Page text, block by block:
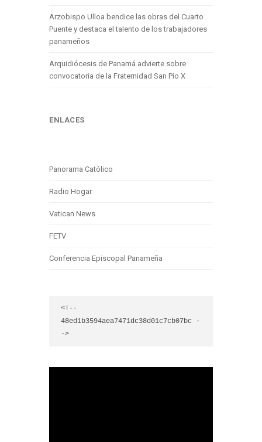
Arzobispo Ulloa bendice las obras del Cuarto
Puente y destaca el talento de los trabajadores
panameños
Arquidiócesis de Panamá advierte sobre
convocatoria de la Fraternidad San Pío X
ENLACES
Panorama Católico
Radio Hogar
Vatican News
FETV
Conferencia Episcopal Panameña
<!--
48ed1b3594aea7471dc38d01c7cb07bc -
->